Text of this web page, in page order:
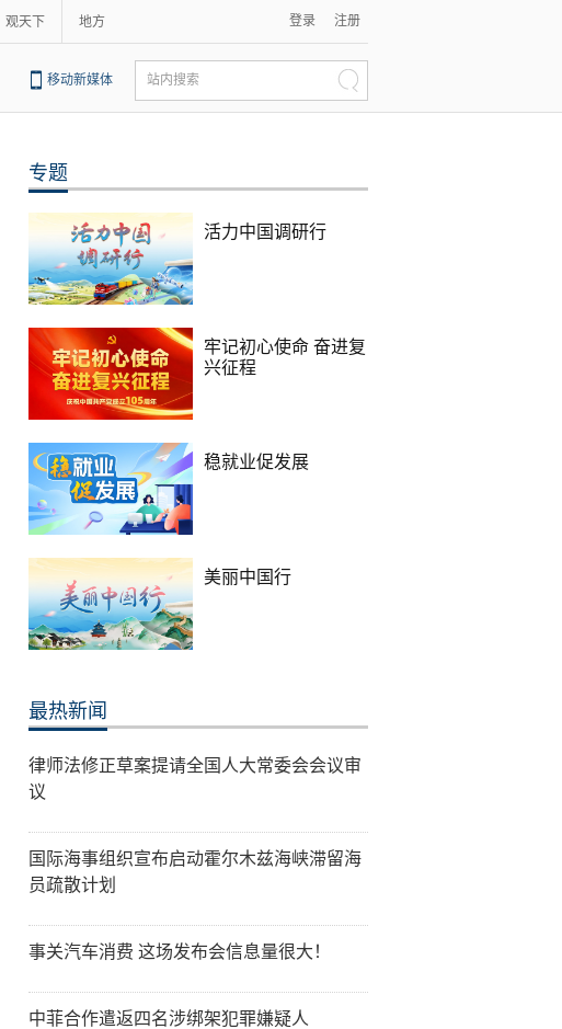
观天下 地方 登录 注册
移动新媒体 站内搜索
专题
活力中国调研行
牢记初心使命 奋进复
兴征程
稳就业促发展
美丽中国行
最热新闻
律师法修正草案提请全国人大常委会会议审
议
国际海事组织宣布启动霍尔木兹海峡滞留海
员疏散计划
事关汽车消费 这场发布会信息量很大！
中菲合作遣返四名涉绑架犯罪嫌疑人